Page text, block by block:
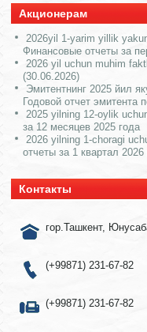
Акционерам
2026yil 1-yarim yillik
Финансовые отчеты за
2026 yil uchun muhim
(30.06.2026)
Эмитентнинг 2025 йил
Годовой отчет эмитента
2025 yilning 12-oylik
за 12 месяцев 2025 года
2026 yilning 1-choragi
отчеты за 1 квартал 2026
Контакты
гор.Ташкент,
(+99871) 231-67-82
(+99871) 231-67-82